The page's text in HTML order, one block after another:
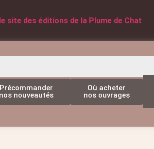
site des éditions de la Plume de Chat
Précommander
nos nouveautés
Où acheter
nos ouvrages